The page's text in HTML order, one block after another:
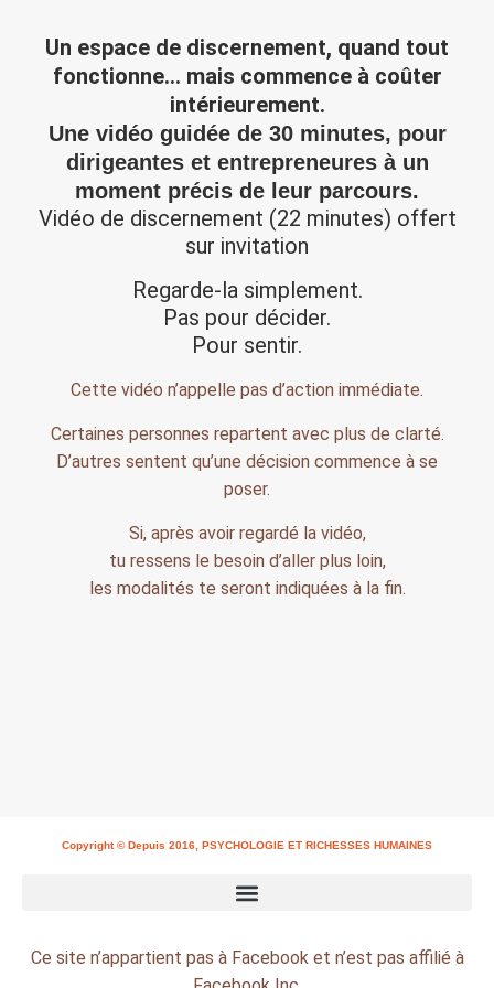
Un espace de discernement, quand tout
fonctionne… mais commence à coûter
intérieurement.
Une vidéo guidée de 30 minutes, pour
dirigeantes et entrepreneures à un
moment précis de leur parcours.
Vidéo de discernement (22 minutes) offert
sur invitation
Regarde-la simplement.
Pas pour décider.
Pour sentir.
Cette vidéo n’appelle pas d’action immédiate.
Certaines personnes repartent avec plus de clarté.
D’autres sentent qu’une décision commence à se
poser.
Si, après avoir regardé la vidéo,
tu ressens le besoin d’aller plus loin,
les modalités te seront indiquées à la fin.
Copyright © Depuis 2016, PSYCHOLOGIE ET RICHESSES HUMAINES
Ce site n’appartient pas à Facebook et n’est pas affilié à